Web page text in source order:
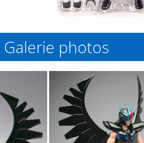
Galerie photos